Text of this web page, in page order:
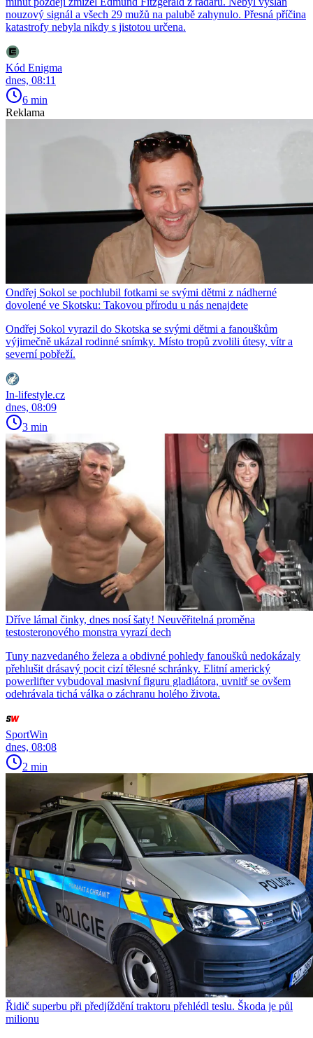
nouzový signál a všech 29 mužů na palubě zahynulo. Přesná příčina
katastrofy nebyla nikdy s jistotou určena.
Kód Enigma
dnes, 08:11
6 min
Reklama
Ondřej Sokol se pochlubil fotkami se svými dětmi z nádherné
dovolené ve Skotsku: Takovou přírodu u nás nenajdete
Ondřej Sokol vyrazil do Skotska se svými dětmi a fanouškům
výjimečně ukázal rodinné snímky. Místo tropů zvolili útesy, vítr a
severní pobřeží.
In-lifestyle.cz
dnes, 08:09
3 min
Dříve lámal činky, dnes nosí šaty! Neuvěřitelná proměna
testosteronového monstra vyrazí dech
Tuny nazvedaného železa a obdivné pohledy fanoušků nedokázaly
přehlušit drásavý pocit cizí tělesné schránky. Elitní americký
powerlifter vybudoval masivní figuru gladiátora, uvnitř se ovšem
odehrávala tichá válka o záchranu holého života.
SportWin
dnes, 08:08
2 min
Řidič superbu při předjíždění traktoru přehlédl teslu. Škoda je půl
milionu